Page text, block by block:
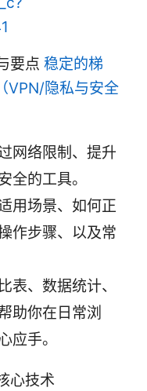
要点 稳定的梯
VPN/隐私与安全
网络限制、提升
全的工具。
用场景、如何正
作步骤、以及常
表、数据统计、
助你在日常浏
应手。
心技术